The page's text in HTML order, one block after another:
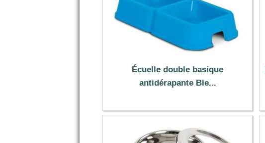
Écuelle double basique
antidérapante Ble...
2.49 €